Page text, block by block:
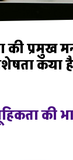
की प्रमुख
कया
की